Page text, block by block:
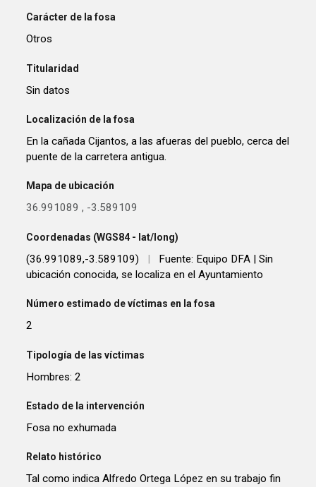
Carácter de la fosa
Otros
Titularidad
Sin datos
Localización de la fosa
En la cañada Cijantos, a las afueras del pueblo, cerca del
puente de la carretera antigua.
Mapa de ubicación
36.991089 , -3.589109
Coordenadas (WGS84 - lat/long)
(36.991089,-3.589109) |
Fuente: Equipo DFA | Sin
ubicación conocida, se localiza en el Ayuntamiento
Número estimado de víctimas en la fosa
2
Tipología de las víctimas
Hombres: 2
Estado de la intervención
Fosa no exhumada
Relato histórico
Tal como indica Alfredo Ortega López en su trabajo fin